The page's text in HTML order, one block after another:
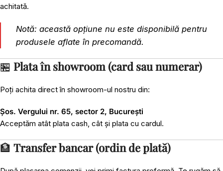
achitată.
Notă: această opțiune nu este disponibilă pentru
produsele aflate în precomandă.
🏪 Plata în showroom (card sau numerar)
Poți achita direct în showroom-ul nostru din:
Șos. Vergului nr. 65, sector 2, București
Acceptăm atât plata cash, cât și plata cu cardul.
🏦 Transfer bancar (ordin de plată)